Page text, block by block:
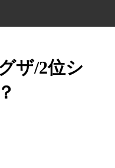
ザ/2位シ